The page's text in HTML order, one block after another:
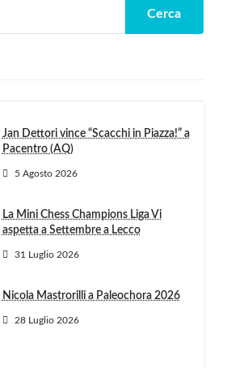
Jan Dettori vince “Scacchi in Piazza!” a
Pacentro (AQ)
5 Agosto 2026
La Mini Chess Champions Liga Vi
aspetta a Settembre a Lecco
31 Luglio 2026
Nicola Mastrorilli a Paleochora 2026
28 Luglio 2026